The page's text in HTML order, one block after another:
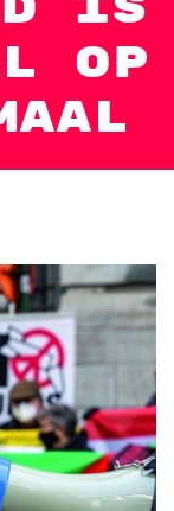
op